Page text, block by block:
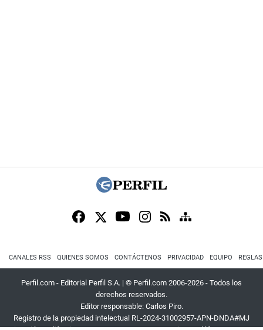
CANALES RSS QUIENES SOMOS CONTÁCTENOS PRIVACIDAD EQUIPO
Perfil.com - Editorial Perfil S.A. | © Perfil.com 2006-2026 - Todos los
derechos reservados.
Editor responsable: Carlos Piro.
Registro de la propiedad intelectual RL-2024-31002957-APN-DNDA#MJ